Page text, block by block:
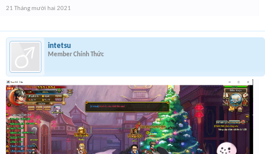
21 Tháng mười hai 2021
intetsu
Member Chính Thức